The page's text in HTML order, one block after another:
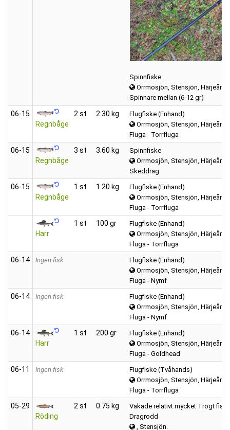
Spinnfiske
Orrmosjön, Stensjön, Härjeån,
Spinnare mellan (6-12 gr)
06‑15
Regnbåge
2 st 2.30 kg
Flugfiske (Enhand)
Orrmosjön, Stensjön, Härjeån,
Fluga - Torrfluga
06‑15
Regnbåge
3 st 3.60 kg
Spinnfiske
Orrmosjön, Stensjön, Härjeån,
Skeddrag
06‑15
Regnbåge
1 st 1.20 kg
Flugfiske (Enhand)
Orrmosjön, Stensjön, Härjeån,
Fluga - Torrfluga
Harr
1 st 100 gr
Flugfiske (Enhand)
Orrmosjön, Stensjön, Härjeån,
Fluga - Torrfluga
06‑14 Ingen fisk
Flugfiske (Enhand)
Orrmosjön, Stensjön, Härjeån,
Fluga - Nymf
06‑14 Ingen fisk
Flugfiske (Enhand)
Orrmosjön, Stensjön, Härjeån,
Fluga - Nymf
06‑14
Harr
1 st 200 gr
Flugfiske (Enhand)
Orrmosjön, Stensjön, Härjeån,
Fluga - Goldhead
06‑11 Ingen fisk
Flugfiske (Tvåhands)
Orrmosjön, Stensjön, Härjeån,
Fluga - Torrfluga
05‑29
Röding
2 st 0.75 kg
Vakade relativt mycket Trögt fiske
Dragrodd
, Stensjön.